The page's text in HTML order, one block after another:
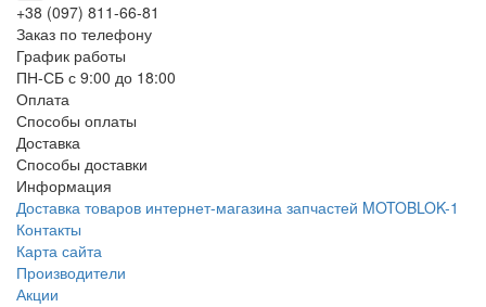
+38 (097) 811-66-81
Заказ по телефону
График работы
ПН-СБ с 9:00 до 18:00
Оплата
Способы оплаты
Доставка
Способы доставки
Информация
Доставка товаров интернет-магазина запчастей MOTOBLOK-1
Контакты
Карта сайта
Производители
Акции